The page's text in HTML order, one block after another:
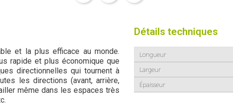
et la plus efficace au monde.
rapide et plus économique que
directionnelles qui tournent à
les directions (avant, arrière,
même dans les espaces très
Détails techniques
Longueur
Largeur
Épaisseur